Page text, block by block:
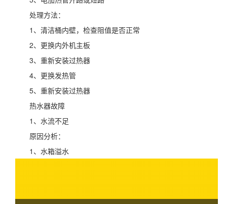
处理方法：
1、清洁桶内壁，检查阻值是否正常
2、更换内外机主板
3、重新安装过热器
4、更换发热管
5、重新安装过热器
热水器故障
1、水流不足
原因分析：
1、水箱溢水